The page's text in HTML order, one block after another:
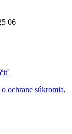
06
ochrane súkromia,